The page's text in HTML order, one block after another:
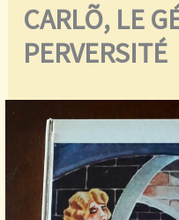
CARLÕ, LE
PERVERSITÉ